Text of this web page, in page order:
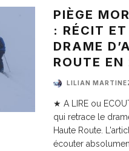
PIÈGE
: RÉCIT
DRAME
ROUTE EN
LILIAN
★ A LIRE ou
qui retrace le
Haute Route.
écouter